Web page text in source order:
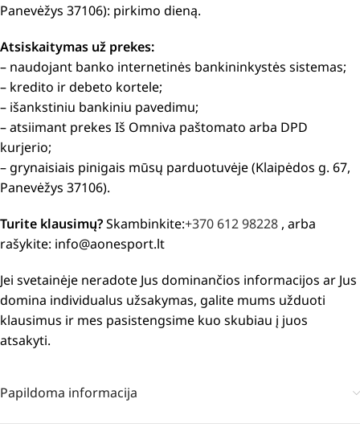
Panevėžys 37106): pirkimo dieną.
Atsiskaitymas už prekes:
– naudojant banko internetinės bankininkystės sistemas;
– kredito ir debeto kortele;
– išankstiniu bankiniu pavedimu;
– atsiimant prekes Iš Omniva paštomato arba DPD
kurjerio;
– grynaisiais pinigais mūsų parduotuvėje (Klaipėdos g. 67,
Panevėžys 37106).
Turite klausimų?Skambinkite:+370 612 98228 , arba
rašykite: info@aonesport.lt
Jei svetainėje neradote Jus dominančios informacijos ar Jus
domina individualus užsakymas, galite mums užduoti
klausimus ir mes pasistengsime kuo skubiau į juos
atsakyti.
Papildoma informacija